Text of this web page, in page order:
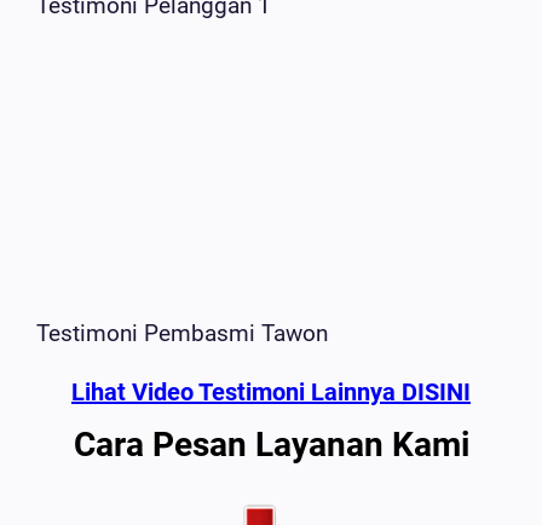
Testimoni Pelanggan 1
Testimoni Pembasmi Tawon
Lihat Video Testimoni Lainnya DISINI
Cara Pesan Layanan Kami